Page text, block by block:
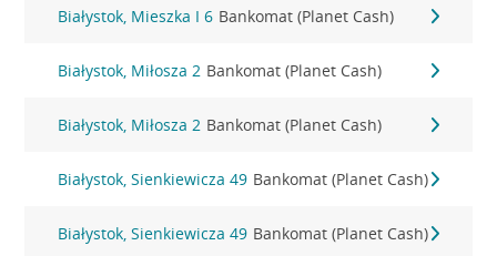
Białystok, Mieszka I 6 Bankomat (Planet Cash)
Białystok, Miłosza 2 Bankomat (Planet Cash)
Białystok, Miłosza 2 Bankomat (Planet Cash)
Białystok, Sienkiewicza 49 Bankomat (Planet Cash)
Białystok, Sienkiewicza 49 Bankomat (Planet Cash)